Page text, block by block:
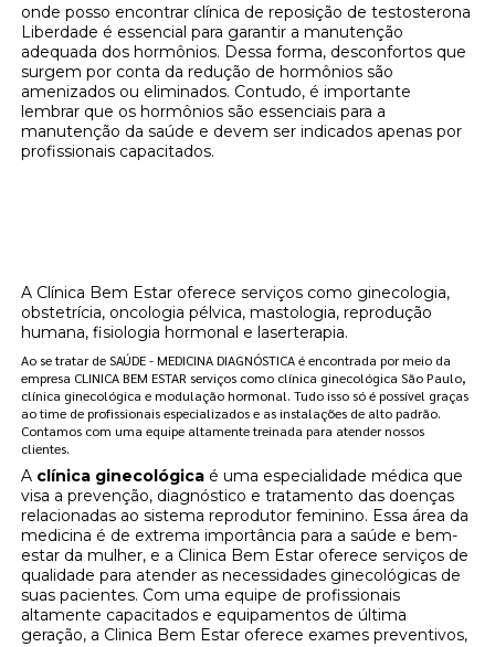
onde posso encontrar clínica de reposição de testosterona
Liberdade é essencial para garantir a manutenção
adequada dos hormônios. Dessa forma, desconfortos que
surgem por conta da redução de hormônios são
amenizados ou eliminados. Contudo, é importante
lembrar que os hormônios são essenciais para a
manutenção da saúde e devem ser indicados apenas por
profissionais capacitados.
A Clínica Bem Estar oferece serviços como ginecologia,
obstetrícia, oncologia pélvica, mastologia, reprodução
humana, fisiologia hormonal e laserterapia.
Ao se tratar de SAÚDE - MEDICINA DIAGNÓSTICA é encontrada por meio da
empresa CLINICA BEM ESTAR serviços como clínica ginecológica São Paulo,
clínica ginecológica e modulação hormonal. Tudo isso só é possível graças
ao time de profissionais especializados e as instalações de alto padrão.
Contamos com uma equipe altamente treinada para atender nossos
clientes.
A clínica ginecológica é uma especialidade médica que
visa a prevenção, diagnóstico e tratamento das doenças
relacionadas ao sistema reprodutor feminino. Essa área da
medicina é de extrema importância para a saúde e bem-
estar da mulher, e a Clinica Bem Estar oferece serviços de
qualidade para atender as necessidades ginecológicas de
suas pacientes. Com uma equipe de profissionais
altamente capacitados e equipamentos de última
geração, a Clinica Bem Estar oferece exames preventivos,